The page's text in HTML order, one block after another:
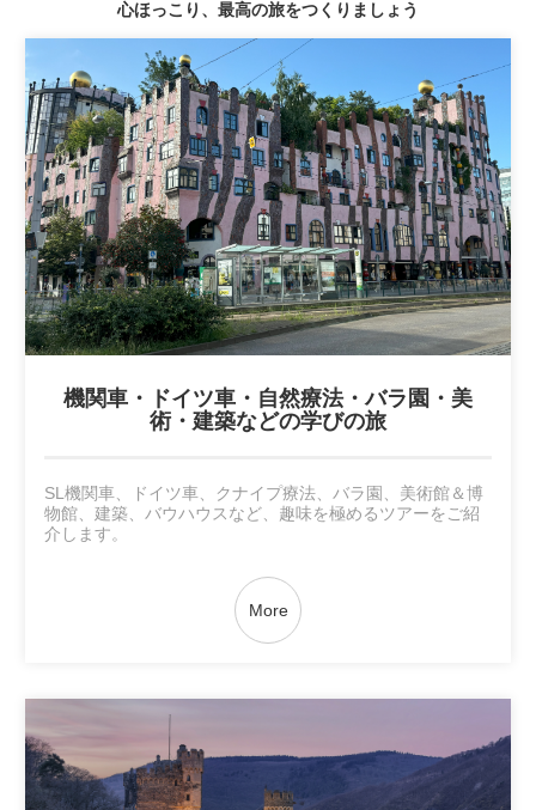
心ほっこり、最高の旅をつくりましょう
機関車・ドイツ車・自然療法・バラ園・美
術・建築などの学びの旅
SL機関車、ドイツ車、クナイプ療法、バラ園、美術館＆博
物館、建築、バウハウスなど、趣味を極めるツアーをご紹
介します。
More